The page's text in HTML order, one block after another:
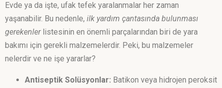
Evde ya da işte, ufak tefek yaralanmalar her zaman
yaşanabilir. Bu nedenle, ilk yardım çantasında bulunması
gerekenlerlistesinin en önemli parçalarından biri de yara
bakımı için gerekli malzemelerdir. Peki, bu malzemeler
nelerdir ve ne işe yararlar?
Antiseptik Solüsyonlar: Batikon veya hidrojen peroksit